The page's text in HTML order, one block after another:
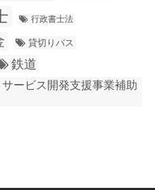
行政書士法
貸切りバス
鉄道
ービス開発支援事業補助